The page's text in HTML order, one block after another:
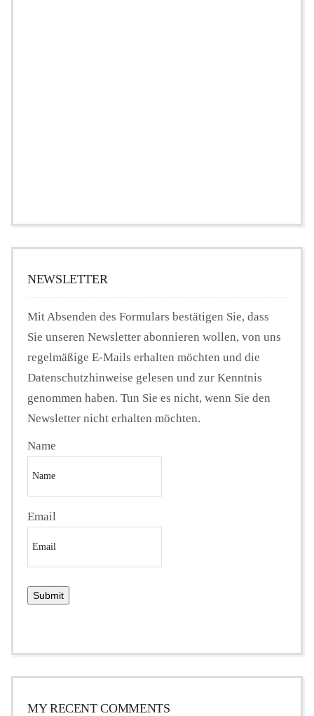
NEWSLETTER
Mit Absenden des Formulars bestätigen Sie, dass
Sie unseren Newsletter abonnieren wollen, von uns
regelmäßige E-Mails erhalten möchten und die
Datenschutzhinweise gelesen und zur Kenntnis
genommen haben. Tun Sie es nicht, wenn Sie den
Newsletter nicht erhalten möchten.
Name
Email
MY RECENT COMMENTS